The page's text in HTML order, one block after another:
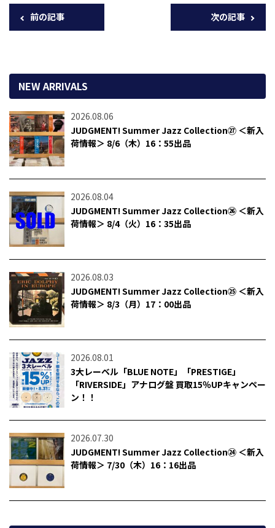
前の記事 次の記事
NEW ARRIVALS
2026.08.06
JUDGMENT! Summer Jazz Collection㉗ ＜新入
荷情報＞ 8/6（木）16：55出品
2026.08.04
JUDGMENT! Summer Jazz Collection㉖ ＜新入
荷情報＞ 8/4（火）16：35出品
2026.08.03
JUDGMENT! Summer Jazz Collection㉕ ＜新入
荷情報＞ 8/3（月）17：00出品
2026.08.01
3大レーベル「BLUE NOTE」「PRESTIGE」
「RIVERSIDE」アナログ盤 買取15％UPキャンペー
ン！！
2026.07.30
JUDGMENT! Summer Jazz Collection㉔ ＜新入
荷情報＞ 7/30（木）16：16出品